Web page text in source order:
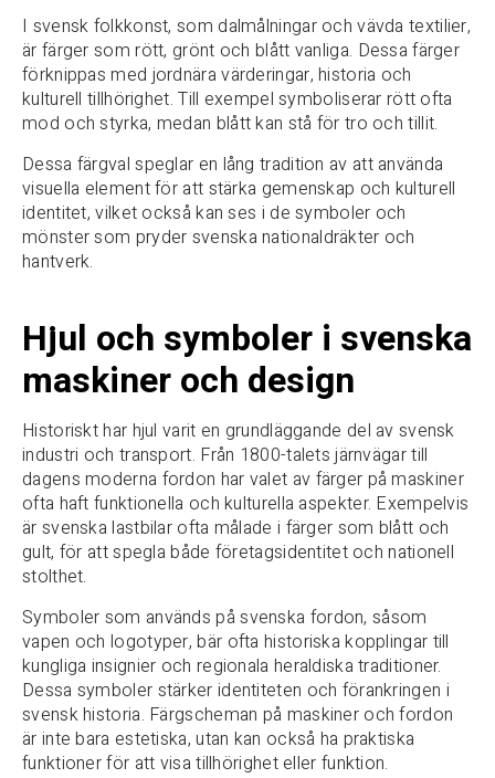
I svensk folkkonst, som dalmålningar och vävda textilier,
är färger som rött, grönt och blått vanliga. Dessa färger
förknippas med jordnära värderingar, historia och
kulturell tillhörighet. Till exempel symboliserar rött ofta
mod och styrka, medan blått kan stå för tro och tillit.
Dessa färgval speglar en lång tradition av att använda
visuella element för att stärka gemenskap och kulturell
identitet, vilket också kan ses i de symboler och
mönster som pryder svenska nationaldräkter och
hantverk.
Hjul och symboler i svenska
maskiner och design
Historiskt har hjul varit en grundläggande del av svensk
industri och transport. Från 1800-talets järnvägar till
dagens moderna fordon har valet av färger på maskiner
ofta haft funktionella och kulturella aspekter. Exempelvis
är svenska lastbilar ofta målade i färger som blått och
gult, för att spegla både företagsidentitet och nationell
stolthet.
Symboler som används på svenska fordon, såsom
vapen och logotyper, bär ofta historiska kopplingar till
kungliga insignier och regionala heraldiska traditioner.
Dessa symboler stärker identiteten och förankringen i
svensk historia. Färgscheman på maskiner och fordon
är inte bara estetiska, utan kan också ha praktiska
funktioner för att visa tillhörighet eller funktion.